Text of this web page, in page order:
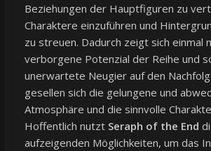
Beziehungen der Hauptfiguren zu
Charaktere einzuführen und
zu streuen. Dadurch zeigt sich einmal
verborgene Potenzial der Reihe und
unerwartete Neugier auf den
gesellen sich die gelungene und
Atmosphäre und die sinnvolle
Hoffentlich nutzt Seraph of the End
aufzeigenden Möglichkeiten, um das